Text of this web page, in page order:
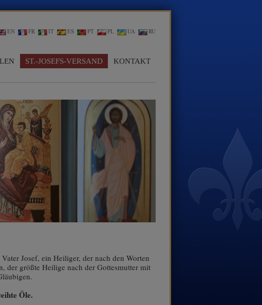
EN FR IT ES PT PL UA RU
ST.-JOSEFS-VERSAND KONTAKT
Josef, ein Heiliger, der nach den Worten
der größte Heilige nach der Gottesmutter mit
Öle.